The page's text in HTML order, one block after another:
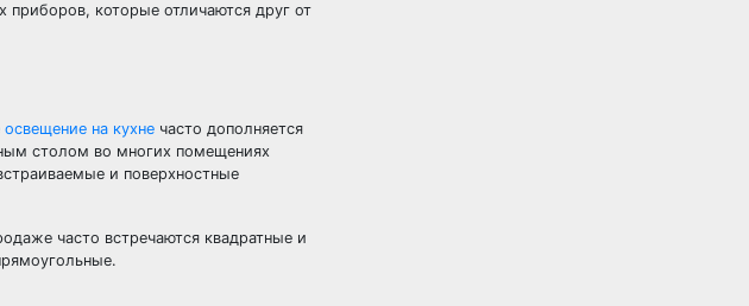
приборов, которые отличаются друг от
освещение на кухне часто дополняется
столом во многих помещениях
и поверхностные
часто встречаются квадратные и